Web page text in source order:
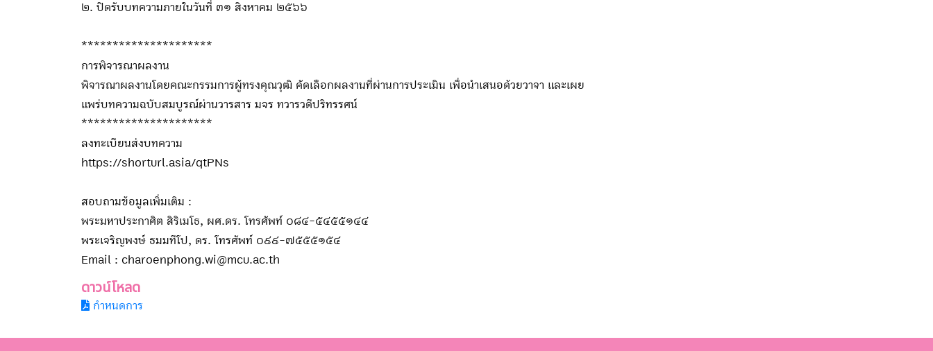
๒. ปิดรับบทความภายในวันที่ ๓๑ สิงหาคม ๒๕๖๖
*********************
การพิจารณาผลงาน
พิจารณาผลงานโดยคณะกรรมการผู้ทรงคุณวุฒิ คัดเลือกผลงานที่ผ่านการประเมิน เพื่อนำเสนอด้วยวาจา และเผย
แพร่บทความฉบับสมบูรณ์ผ่านวารสาร มจร ทวารวดีปริทรรศน์
*********************
ลงทะเบียนส่งบทความ
https://shorturl.asia/qtPNs
สอบถามข้อมูลเพิ่มเติม :
พระมหาประกาศิต สิริเมโธ, ผศ.ดร. โทรศัพท์ ๐๘๔-๕๔๕๕๑๔๔
พระเจริญพงษ์ ธมมทีโป, ดร. โทรศัพท์ ๐๙๙-๗๕๕๕๑๕๔
Email : charoenphong.wi@mcu.ac.th
ดาวน์โหลด
กำหนดการ